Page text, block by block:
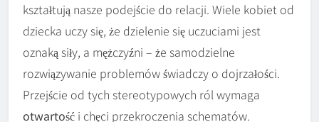
kształtują nasze podejście do relacji. Wiele kobiet od
dziecka uczy się, że dzielenie się uczuciami jest
oznaką siły, a mężczyźni – że samodzielne
rozwiązywanie problemów świadczy o dojrzałości.
Przejście od tych stereotypowych ról wymaga
otwartość i chęci przekroczenia schematów.